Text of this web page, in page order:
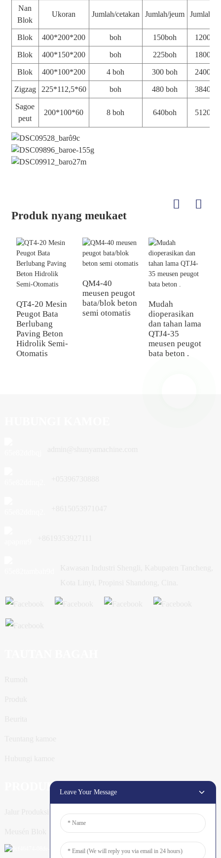
Nan
Blok
Ukoran Jumlah/cetakan Jumlah/jeum Jumlah/
Blok 400*200*200 boh 150boh 1200
Blok 400*150*200 boh 225boh 1800
Blok 400*100*200 4 boh 300 boh 2400
Zigzag 225*112,5*60 boh 480 boh 3840
Sagoe
peut
200*100*60 8 boh 640boh 5120
Produk nyang meukaet
QT4-20 Mesin
Peugot Bata
Berlubang
Paving Beton
Hidrolik Semi-
Otomatis
QM4-40
meusen peugot
bata/blok beton
semi otomatis
Mudah
dioperasikan
dan tahan lama
QTJ4-35
meusen peugot
bata beton .
PRODUK Leave Your Message